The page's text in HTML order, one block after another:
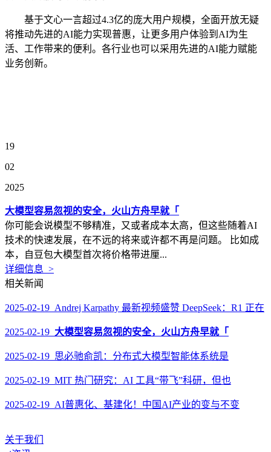
基于文心一言超过4.3亿的庞大用户规模，全面开放无疑
将推动先进的AI能力实现普惠，让更多用户体验到AI为生
活、工作带来的便利。各行业也可以采用先进的AI能力赋能
业务创新。
19
02
2025
大模型容易忽视的安全，火山方舟早就「
你可能会说模型不够精准，又或者成本太高，但这些随着AI
技术的快速发展，在不远的将来或许都不再是问题。 比如成
本，自豆包大模型首次将价格带进厘...
详细信息 >
相关新闻
2025-02-19 Andrej Karpathy 最新视频盛赞 DeepSeek：R1 正在
2025-02-19 大模型容易忽视的安全，火山方舟早就「
2025-02-19 思必驰俞凯：分布式大模型智能体系统是
2025-02-19 MIT 热门研究：AI 工具“带飞”科研，但也
2025-02-19 AI普惠化、基建化！中国AI产业的变与不变
关于我们